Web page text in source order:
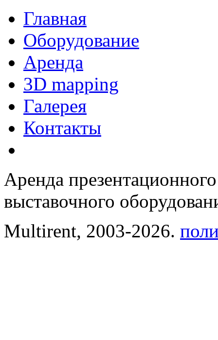
Главная
Оборудование
Аренда
3D mapping
Галерея
Контакты
Аренда
выставочного
Multirent, 2003-2026.